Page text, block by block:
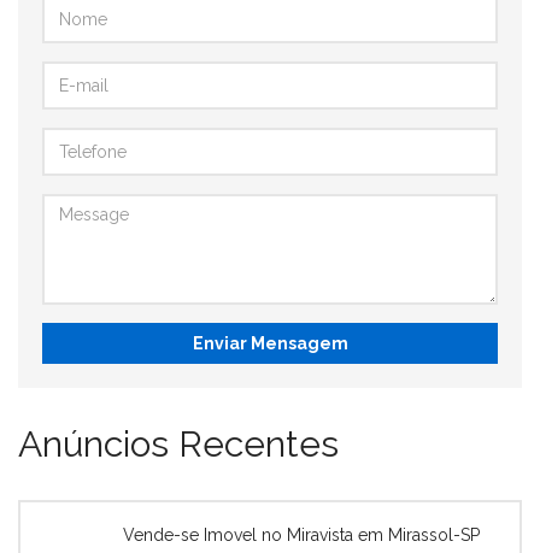
Enviar Mensagem
Anúncios Recentes
Vende-se Imovel no Miravista em Mirassol-SP